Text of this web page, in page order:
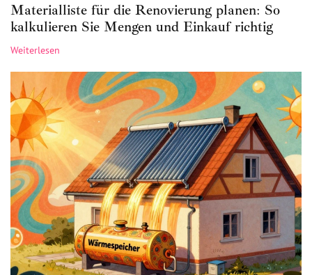
Materialliste für die Renovierung planen: So
kalkulieren Sie Mengen und Einkauf richtig
Weiterlesen